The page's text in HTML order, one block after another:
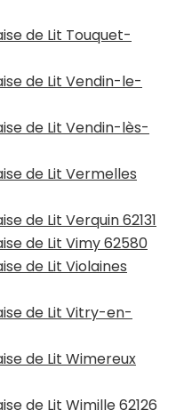
de Lit Touquet-
de Lit Vendin-le-
de Lit Vendin-lès-
de Lit Vermelles
de Lit Verquin 62131
de Lit Vimy 62580
de Lit Violaines
de Lit Vitry-en-
de Lit Wimereux
de Lit Wimille 62126